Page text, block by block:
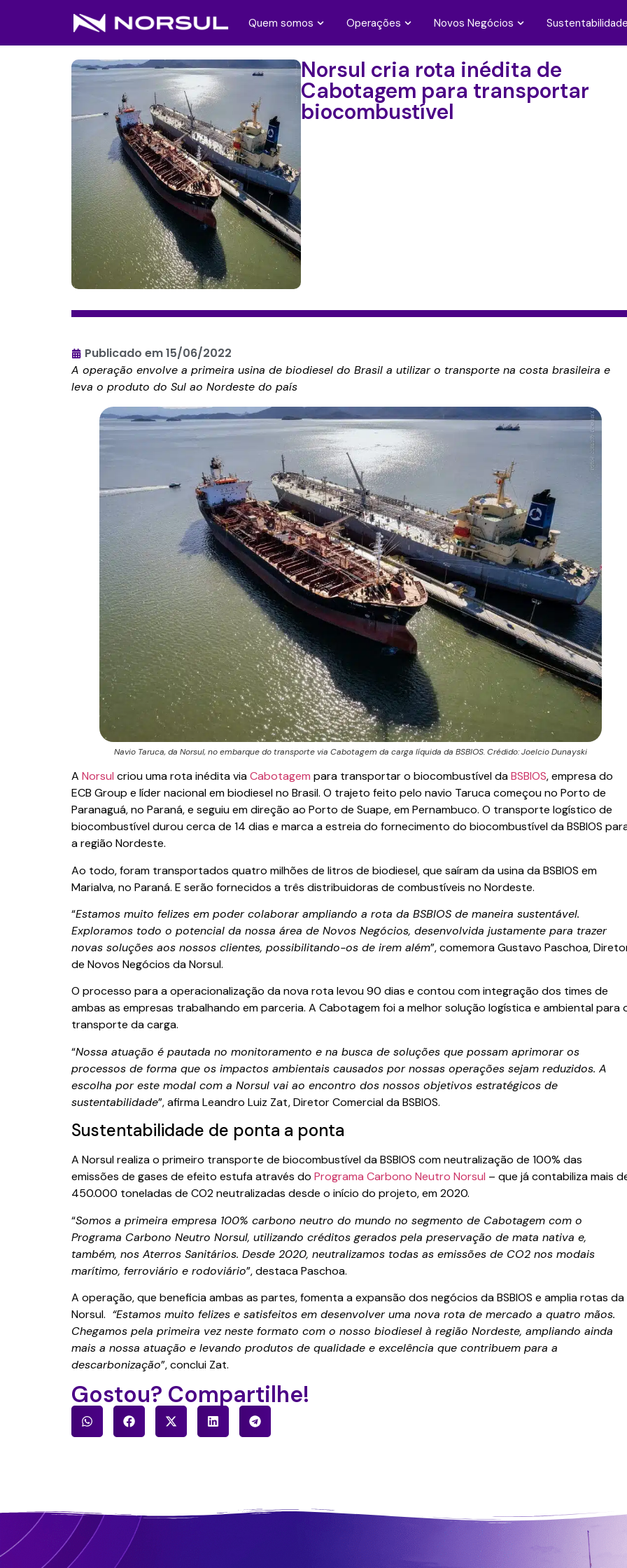
Quem somos Operações Novos Negócios Sustentabilidade
Norsul cria rota inédita de
Cabotagem para transportar
biocombustível
Publicado em15/06/2022
A operação envolve a primeira usina de biodiesel do Brasil a utilizar o transporte na costa brasileira e
leva o produto do Sul ao Nordeste do país
Navio Taruca, da Norsul, no embarque do transporte via Cabotagem da carga líquida da BSBIOS. Crédido: Joelcio Dunayski
A Norsul criou uma rota inédita viaCabotagem para transportar o biocombustível daBSBIOS, empresa do
ECB Group e líder nacional em biodiesel no Brasil. O trajeto feito pelo navio Taruca começou no Porto de
Paranaguá, no Paraná, e seguiu em direção ao Porto de Suape, em Pernambuco. O transporte logístico de
biocombustível durou cerca de 14 dias e marca a estreia do fornecimento do biocombustível da BSBIOS
a região Nordeste.
Ao todo, foram transportados quatro milhões de litros de biodiesel, que saíram da usina da BSBIOS em
Marialva, no Paraná. E serão fornecidos a três distribuidoras de combustíveis no Nordeste.
“Estamos muito felizes em poder colaborar ampliando a rota da BSBIOS de maneira sustentável.
Exploramos todo o potencial da nossa área de Novos Negócios, desenvolvida justamente para trazer
novas soluções aos nossos clientes, possibilitando-os de irem além”, comemora Gustavo Paschoa,
de Novos Negócios da Norsul.
O processo para a operacionalização da nova rota levou 90 dias e contou com integração dos times de
ambas as empresas trabalhando em parceria. A Cabotagem foi a melhor solução logística e ambiental para
transporte da carga.
“Nossa atuação é pautada no monitoramento e na busca de soluções que possam aprimorar os
processos de forma que os impactos ambientais causados por nossas operações sejam reduzidos. A
escolha por este modal com a Norsul vai ao encontro dos nossos objetivos estratégicos de
sustentabilidade”, afirma Leandro Luiz Zat, Diretor Comercial da BSBIOS.
Sustentabilidade de ponta a ponta
A Norsul realiza o primeiro transporte de biocombustível da BSBIOS com neutralização de 100% das
emissões de gases de efeito estufa através do Programa Carbono Neutro Norsul – que já contabiliza mais
450.000 toneladas de CO2 neutralizadas desde o início do projeto, em 2020.
“Somos a primeira empresa 100% carbono neutro do mundo no segmento de Cabotagem com o
Programa Carbono Neutro Norsul, utilizando créditos gerados pela preservação de mata nativa e,
também, nos Aterros Sanitários. Desde 2020, neutralizamos todas as emissões de CO2 nos modais
marítimo, ferroviário e rodoviário”, destaca Paschoa.
A operação, que beneficia ambas as partes, fomenta a expansão dos negócios da BSBIOS e amplia rotas da
Norsul. “Estamos muito felizes e satisfeitos em desenvolver uma nova rota de mercado a quatro mãos.
Chegamos pela primeira vez neste formato com o nosso biodiesel à região Nordeste, ampliando ainda
mais a nossa atuação e levando produtos de qualidade e excelência que contribuem para a
descarbonização”, conclui Zat.
Gostou? Compartilhe!